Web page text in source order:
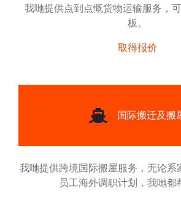
我哋提供点到点慨货物运输服务，
板。
取得报价
国际搬迁及搬
我哋提供跨境国际搬屋服务，无论系
员工海外调职计划，我哋都